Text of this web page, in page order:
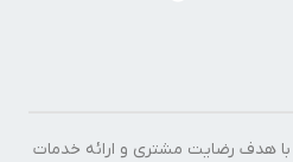
با هدف رضایت مشتری و ارائه خدمات